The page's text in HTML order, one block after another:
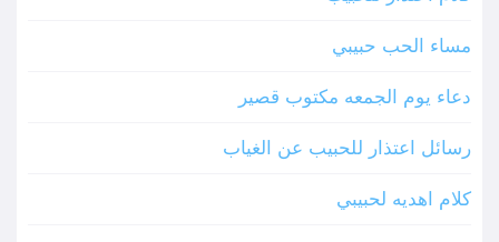
مساء الحب حبيبي
دعاء يوم الجمعه مكتوب قصير
رسائل اعتذار للحبيب عن الغياب
كلام اهديه لحبيبي